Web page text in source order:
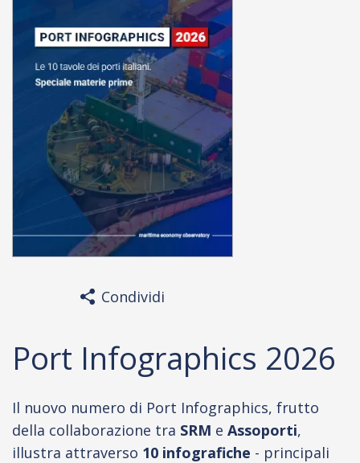
Condividi
Port Infographics 2026
Il nuovo numero di Port Infographics, frutto
della collaborazione tra SRM e Assoporti,
illustra attraverso 10 infografiche - principali